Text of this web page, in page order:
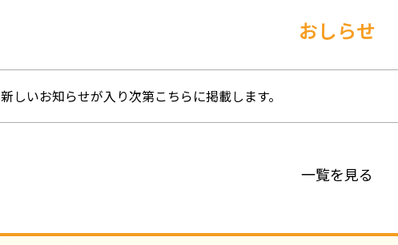
おしらせ
新しいお知らせが入り次第こちらに掲載します。
一覧を見る